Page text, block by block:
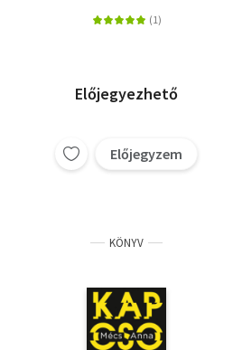
Előjegyezhető
Előjegyzem
KÖNYV